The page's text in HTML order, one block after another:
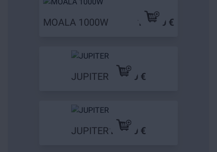
MOALA 1000W 139,90 €
JUPITER 79,90 €
JUPITER 109,90 €